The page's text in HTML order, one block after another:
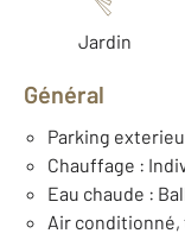
Jardin
Général
Parking
Chauffage :
Eau chaude :
Air conditionné,